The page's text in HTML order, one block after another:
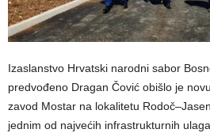
Izaslanstvo Hrvatski narodni sabor
predvođeno Dragan Čović obišlo je
zavod Mostar na lokalitetu
jednim od najvećih infrastrukturnih